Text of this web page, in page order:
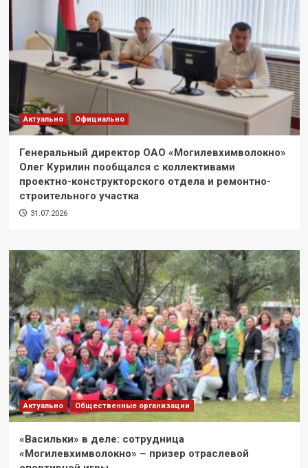
Актуально Официально
Генеральный директор ОАО «Могилевхимволокно»
Олег Курилин пообщался с коллективами
проектно-конструкторского отдела и ремонтно-
строительного участка
31.07.2026
Актуально Общественные организации
«Васильки» в деле: сотрудница
«Могилевхимволокно» – призер отраслевой